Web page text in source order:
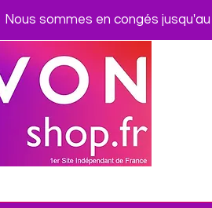
Nous sommes en congés